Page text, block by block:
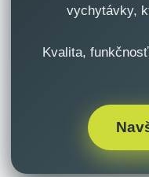
vychytávky,
Kvalita,